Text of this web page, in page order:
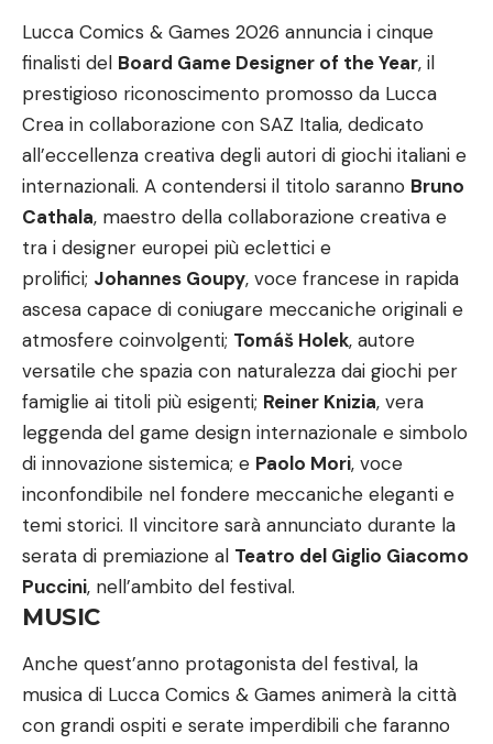
Lucca Comics & Games 2026 annuncia i cinque
finalisti del Board Game Designer of the Year, il
prestigioso riconoscimento promosso da Lucca
Crea in collaborazione con SAZ Italia, dedicato
all’eccellenza creativa degli autori di giochi italiani e
internazionali. A contendersi il titolo saranno Bruno
Cathala, maestro della collaborazione creativa e
tra i designer europei più eclettici e
prolifici; Johannes Goupy, voce francese in rapida
ascesa capace di coniugare meccaniche originali e
atmosfere coinvolgenti; Tomáš Holek, autore
versatile che spazia con naturalezza dai giochi per
famiglie ai titoli più esigenti; Reiner Knizia, vera
leggenda del game design internazionale e simbolo
di innovazione sistemica; e Paolo Mori, voce
inconfondibile nel fondere meccaniche eleganti e
temi storici. Il vincitore sarà annunciato durante la
serata di premiazione al Teatro del Giglio Giacomo
Puccini, nell’ambito del festival.
MUSIC
Anche quest’anno protagonista del festival, la
musica di Lucca Comics & Games animerà la città
con grandi ospiti e serate imperdibili che faranno